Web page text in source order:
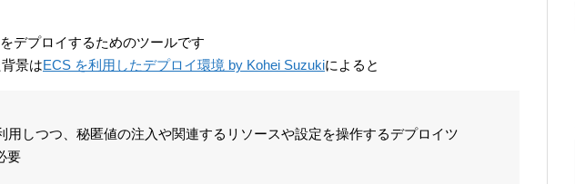
デプロイするためのツールです
景はECS を利用したデプロイ環境 by Kohei Suzukiによると
用しつつ、秘匿値の注入や関連するリソースや設定を操作するデプロイツ
要